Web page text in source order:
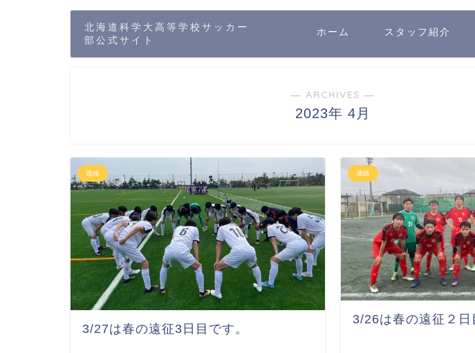
北海道科学大高等学校サッカー
部公式サイト
ホーム スタッフ紹介
― ARCHIVES ―
2023年 4月
連絡
3/27は春の遠征3日目です。
連絡
3/26は春の遠征２日